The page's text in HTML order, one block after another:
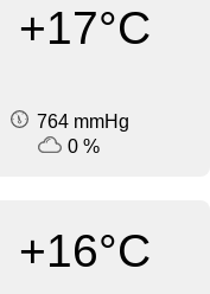
+17°C
764 mmHg
0 %
+16°C